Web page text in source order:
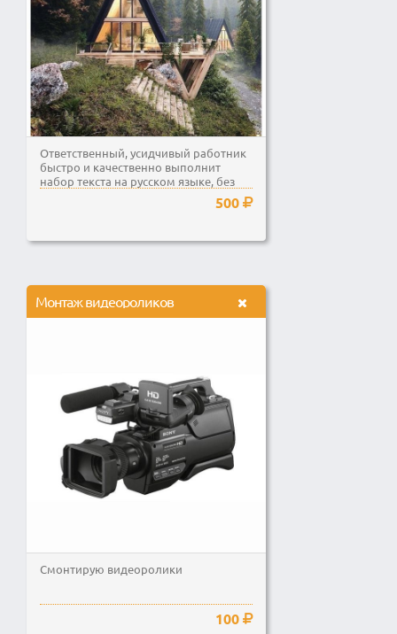
Ответственный, усидчивый работник
быстро и качественно выполнит
набор текста на русском языке, без
500
Монтаж видеороликов
Смонтирую видеоролики
100